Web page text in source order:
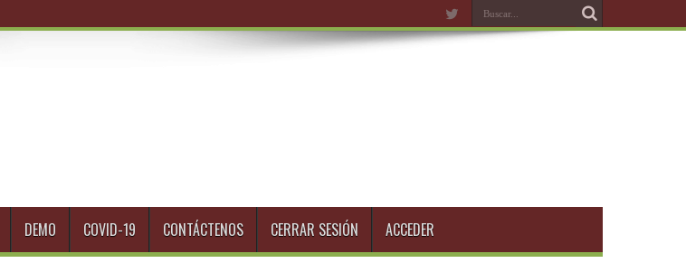
DEMO COVID-19 CONTÁCTENOS CERRAR SESIÓN ACCEDER